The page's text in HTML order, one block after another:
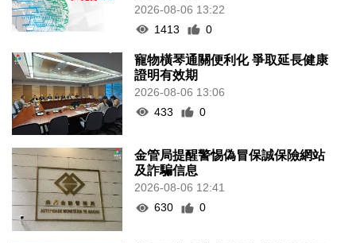
2026-08-06 13:22
1413
0
寵物橫琴通關便利化 爭取延長健康
證明有效期
2026-08-06 13:06
433
0
金管局提醒警惕偽冒保誠保險網站
及詐騙信息
2026-08-06 12:41
630
0